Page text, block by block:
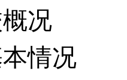
况
本情况